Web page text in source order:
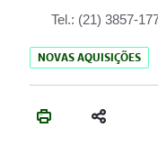
Tel.: (21) 3857-
NOVAS AQUISIÇÕES